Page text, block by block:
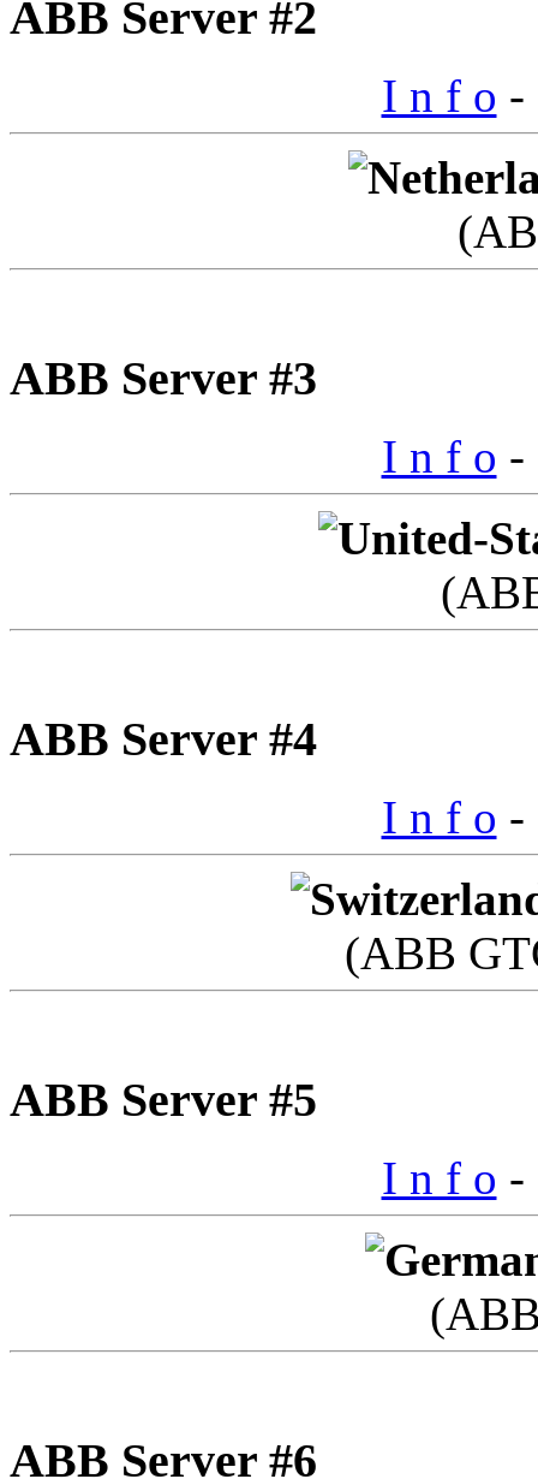
ABB Server #2
I n f o -
ABB Server #3
I n f o -
ABB Server #4
I n f o -
(ABB
ABB Server #5
I n f o -
ABB Server #6